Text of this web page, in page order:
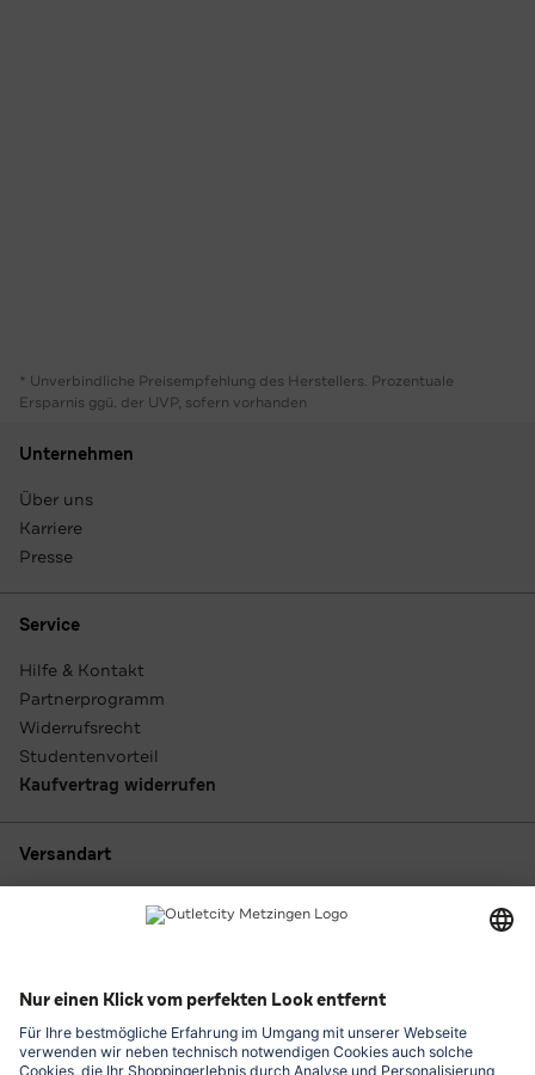
* Unverbindliche Preisempfehlung des Herstellers. Prozentuale
Ersparnis ggü. der UVP, sofern vorhanden
Unternehmen
Über uns
Karriere
Presse
Service
Hilfe & Kontakt
Partnerprogramm
Widerrufsrecht
Studentenvorteil
Kaufvertrag widerrufen
Versandart